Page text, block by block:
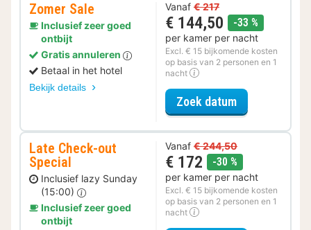
Zomer Sale
Inclusief zeer goed
ontbijt
Gratis annuleren
Betaal in het hotel
Bekijk details
Vanaf € 217
€ 144,50 -33 %
per kamer per nacht
Excl. € 15 bijkomende kosten
op basis van 2 personen en 1
nacht
Zoek datumvoor Zomer
Late Check-out
Special
Inclusief lazy Sunday
(15:00)
Inclusief zeer goed
ontbijt
Vanaf € 244,50
€ 172 -30 %
per kamer per nacht
Excl. € 15 bijkomende kosten
op basis van 2 personen en 1
nacht